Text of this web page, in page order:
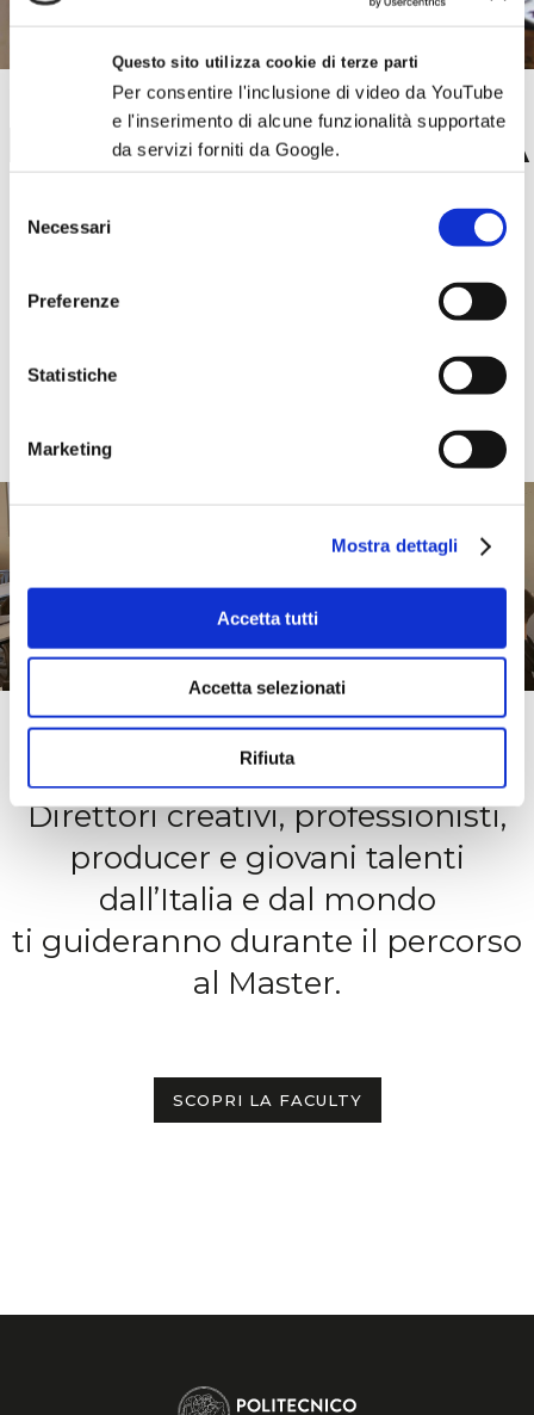
Questo sito utilizza cookie di terze parti
Per consentire l'inclusione di video da YouTube
e l'inserimento di alcune funzionalità supportate
da servizi forniti da Google.
delNecessari
Preferenze
Statistiche
Marketing
Mostra dettagli
Accetta tutti
Accetta selezionati
Rifiuta
PALESTRA CREATIVA
FACULTY
Direttori creativi, professionisti,
producer e giovani talenti
dall’Italia e dal mondo
ti guideranno durante il percorso
al Master.
SCOPRI LA FACULTY